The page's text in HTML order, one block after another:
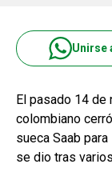
Unirse
El pasado 14 de
colombiano
sueca Saab
se dio tras